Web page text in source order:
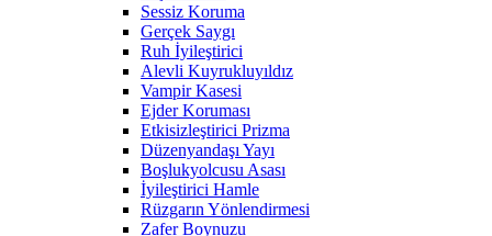
Sessiz Koruma
Gerçek Saygı
Ruh İyileştirici
Alevli Kuyrukluyıldız
Vampir Kasesi
Ejder Koruması
Etkisizleştirici Prizma
Düzenyandaşı Yayı
Boşlukyolcusu Asası
İyileştirici Hamle
Rüzgarın Yönlendirmesi
Zafer Boynuzu